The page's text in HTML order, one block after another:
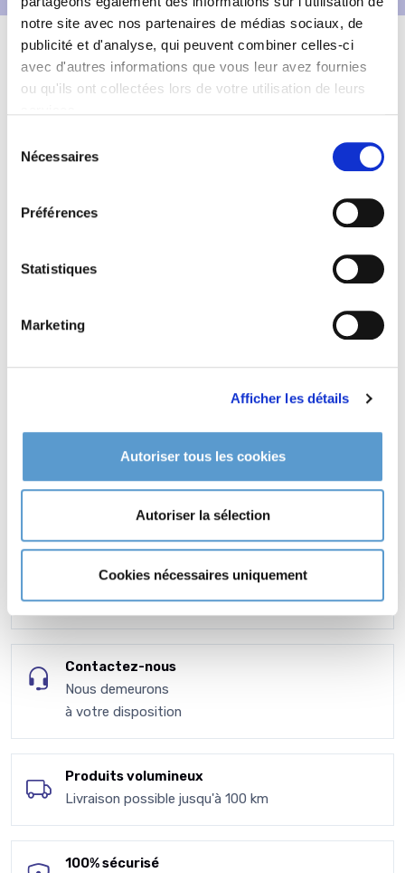
notre site avec nos partenaires de médias sociaux, de
publicité et d'analyse, qui peuvent combiner celles-ci
avec d'autres informations que vous leur avez fournies
ou qu'ils ont collectées lors de votre utilisation de leurs
Nécessaires
Préférences
Statistiques
Marketing
Afficher les détails
Autoriser tous les cookies
Autoriser la sélection
Cookies nécessaires uniquement
Description Fiche technique
Informations complémentaires
CGV - CGU
en toute transparence
Contactez-nous
Nous demeurons
à votre disposition
Produits volumineux
Livraison possible jusqu'à 100 km
100% sécurisé